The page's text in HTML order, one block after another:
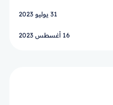
31 يوليو 2023
16 أغسطس 2023